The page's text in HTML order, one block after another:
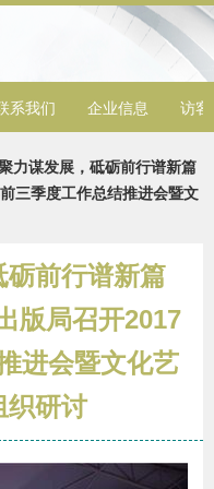
系我们 企业信息 访客
力谋发展，砥砺前行谱新篇
三季度工作总结推进会暨文
砺前行谱新篇
版局召开2017
进会暨文化艺
织研讨